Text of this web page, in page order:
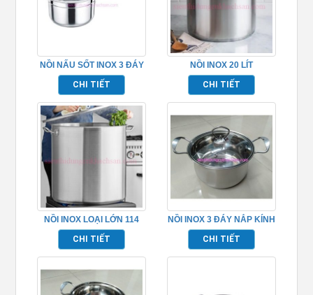
NỒI NẤU SỐT INOX 3 ĐÁY
NẮP KÍNH – TPNS7002
CHI TIẾT
NỒI INOX 20 LÍT
CHI TIẾT
NỒI INOX LOẠI LỚN 114
LÍT – TP696019
CHI TIẾT
NỒI INOX 3 ĐÁY NẮP KÍNH
– TPIN6506
CHI TIẾT